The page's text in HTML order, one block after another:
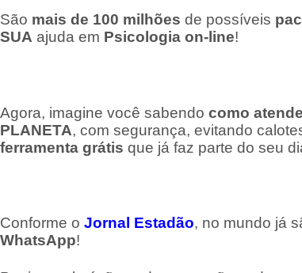
São mais de 100 milhões de possíveis
SUA ajuda em Psicologia on-line!
Agora, imagine você sabendo como
PLANETA, com segurança, evitando
ferramenta grátis que já faz parte do seu
Conforme o Jornal Estadão, no mundo já
WhatsApp!